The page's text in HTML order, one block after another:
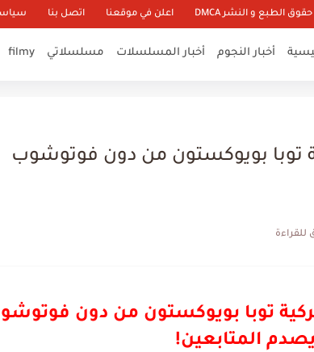
حقوق الطبع و النشر DMCA اعلن في موقعنا اتصل بنا
أخبار النجوم أخبار المسلسلات مسلسلاتي filmy
توبا بويوكستون من دون فوتوشوب
توبا بويوكستون من دون
يصدم المتابعين!